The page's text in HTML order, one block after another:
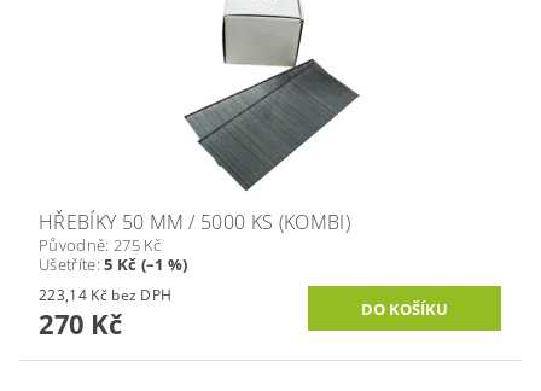
HŘEBÍKY 50 MM / 5000 KS (KOMBI)
Původně: 275 Kč
Ušetříte:5 Kč (–1 %)
223,14 Kč bez DPH
270 Kč